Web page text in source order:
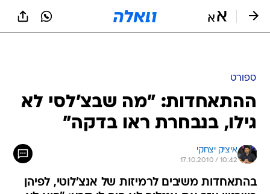
ההתאחדות: "מה שבצ'לסי לא
גילו, בנבחרת ראו בדקה"
איציק יצחקי
17.10.2010 / 10:42
בהתאחדות משיבים לרמיזות של אנצ'לוטי, לפיהן
כשבניון עזב את אנגליה לא היה לו קרע: "הוא לא
התאמן פה פעם אחת"